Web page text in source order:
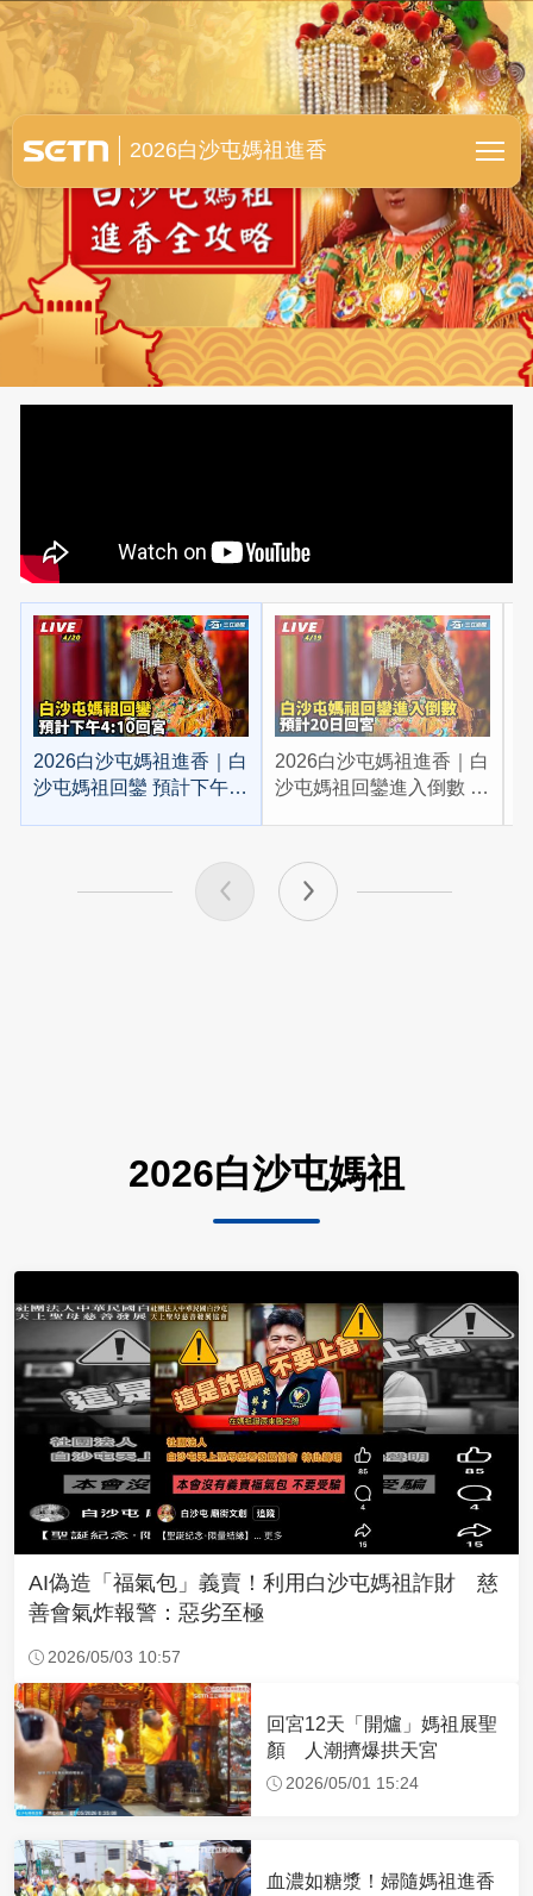
白沙屯媽祖進香全紀錄
2026白沙屯媽祖進香
2026白沙屯媽祖進香｜白
沙屯媽祖回鑾 預計下午
2026白沙屯媽祖進香｜白
沙屯媽祖回鑾進入倒數 預
2026白沙屯媽祖
AI偽造「福氣包」義賣！利用白沙屯媽祖詐財 慈
善會氣炸報警：惡劣至極
2026/05/03 10:57
回宮12天「開爐」媽祖展聖
顏 人潮擠爆拱天宮
2026/05/01 15:24
血濃如糖漿！婦隨媽祖進香